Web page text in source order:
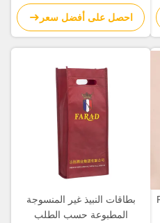
بطبقة PP مع مقابض
احصل على أفضل سعر
بطاقات النبيذ غير المنسوجة
المطبوعة حسب الطلب